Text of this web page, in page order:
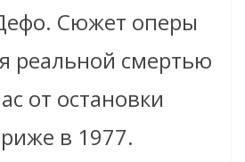
Сюжет оперы
реальной смертью
от остановки
в 1977.